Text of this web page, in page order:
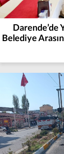
Darende’de
Belediye